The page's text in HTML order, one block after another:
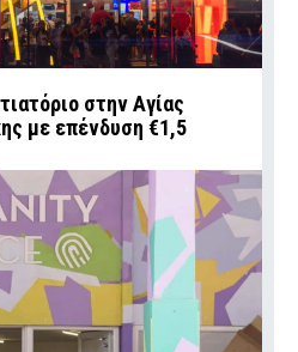
στην Αγίας
με επένδυση €1,5